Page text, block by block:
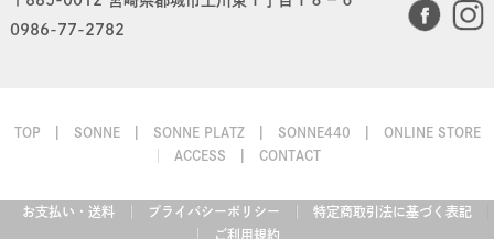
0986-77-2782
TOP SONNE SONNE PLATZ SONNE440
ONLINE STORE
ACCESS
CONTACT
お支払い・送料 プライバシーポリシー
特定商取引法に基づく表記
ご利用規約